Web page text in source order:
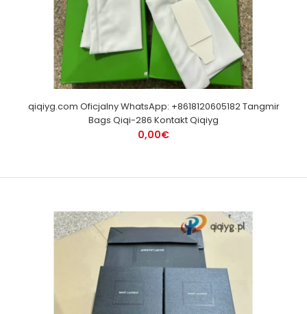
qiqiyg.com Oficjalny WhatsApp: +8618120605182 Tangmir
Bags Qiqi-286 Kontakt Qiqiyg
0,00€